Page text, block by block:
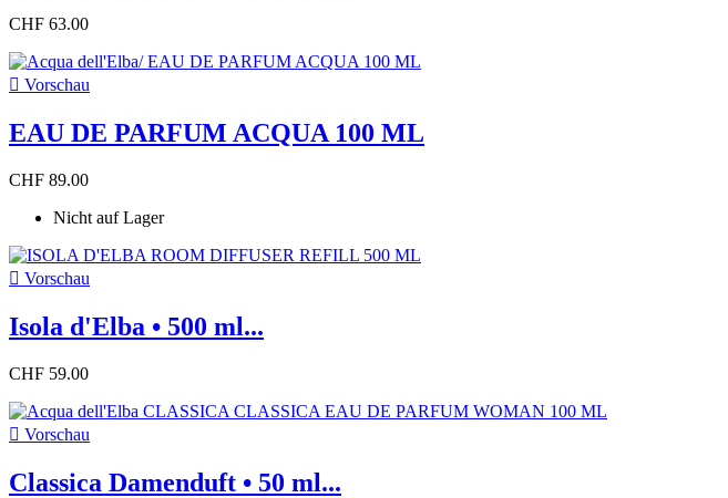
CHF 63.00
 Vorschau
EAU DE PARFUM ACQUA 100 ML
CHF 89.00
Nicht auf Lager
 Vorschau
Isola d'Elba • 500 ml...
CHF 59.00
 Vorschau
Classica Damenduft • 50 ml...